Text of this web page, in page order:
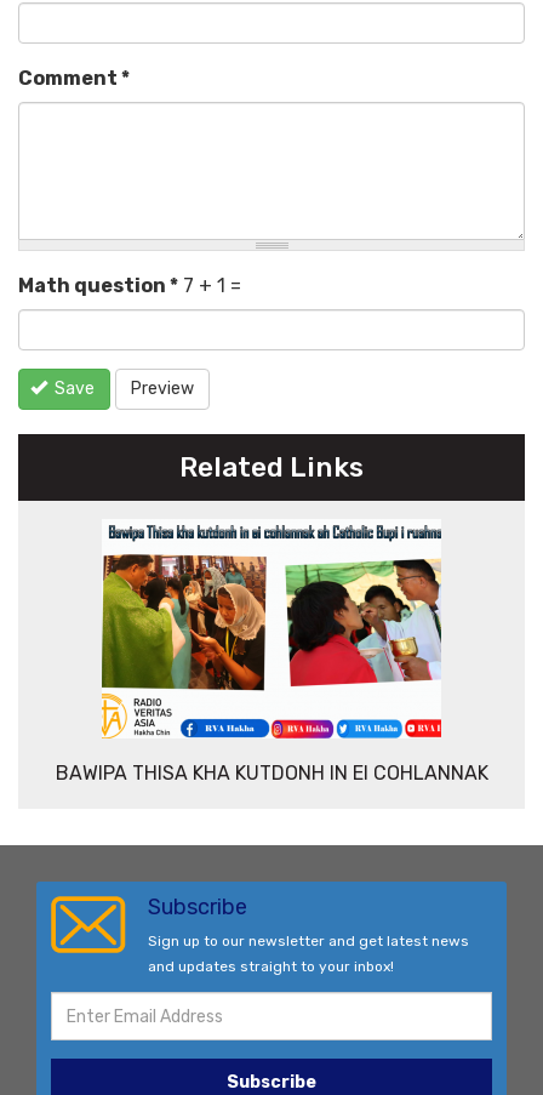
Comment *
Math question * 7 + 1 =
Save Preview
Related Links
BAWIPA THISA KHA KUTDONH IN EI COHLANNAK
Subscribe
Sign up to our newsletter and get latest news
and updates straight to your inbox!
Subscribe